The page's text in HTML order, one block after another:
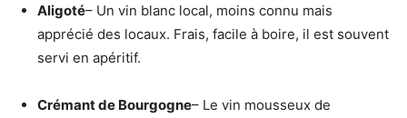
Aligoté– Un vin blanc local, moins connu mais
apprécié des locaux. Frais, facile à boire, il est souvent
servi en apéritif.
Crémant de Bourgogne– Le vin mousseux de